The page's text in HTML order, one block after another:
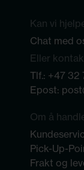
Kan vi
Chat med
Eller
Tlf.: +47 32
Epost:
Om å
Pick-Up-
Frakt og